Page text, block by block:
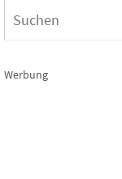
Werbung